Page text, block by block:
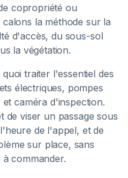
copropriété ou
la méthode sur la
d'accès, du sous-sol
la végétation.
traiter l'essentiel des
électriques, pompes
caméra d'inspection.
de viser un passage sous
de l'appel, et de
sur place, sans
commander.